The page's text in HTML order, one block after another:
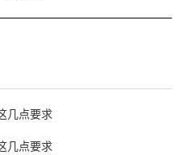
几点要求
几点要求